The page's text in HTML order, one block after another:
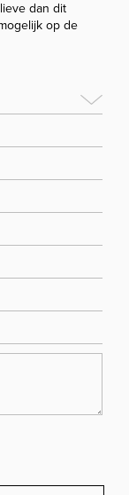
dan dit
op de